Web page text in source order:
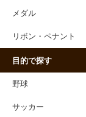
メダル
リボン・ペナント
目的で探す
野球
サッカー